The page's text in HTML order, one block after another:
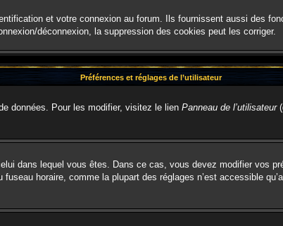
et votre connexion au forum. Ils fournissent aussi des
déconnexion, la suppression des cookies peut les corriger.
Préférences et réglages de l’utilisateur
données. Pour les modifier, visitez le lien Panneau de l’utilisateur
dans lequel vous êtes. Dans ce cas, vous devez modifier vos
horaire, comme la plupart des réglages n’est accessible